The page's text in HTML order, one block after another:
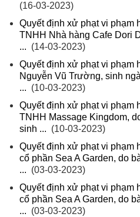
(16-03-2023)
Quyết định xử phạt vi phạm
TNHH Nhà hàng Cafe Dori
... (14-03-2023)
Quyết định xử phạt vi phạm
Nguyễn Vũ Trường, sinh
... (10-03-2023)
Quyết định xử phạt vi phạm
TNHH Massage Kingdom,
sinh ... (10-03-2023)
Quyết định xử phạt vi phạm
cổ phần Sea A Garden, do
... (03-03-2023)
Quyết định xử phạt vi phạm
cổ phần Sea A Garden, do
... (03-03-2023)